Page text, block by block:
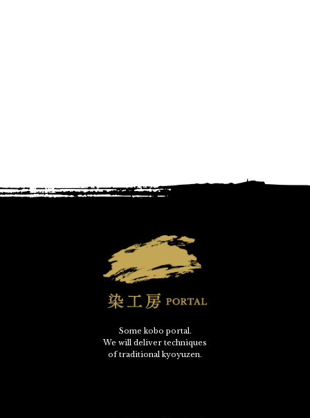
Some kobo portal.
We will deliver techniques
of traditional kyoyuzen.